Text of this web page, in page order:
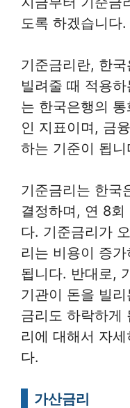
도록 하겠습니다.
기준금리란, 한
빌려줄 때 적용
는 한국은행의
인 지표이며, 금
하는 기준이 됩니
기준금리는 한국
결정하며, 연 8회
다. 기준금리가
리는 비용이 증
됩니다. 반대로,
기관이 돈을 빌
금리도 하락하게
리에 대해서 자
다.
가산금리